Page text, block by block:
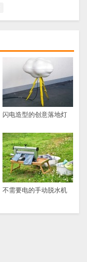
闪电造型的创意落地灯
不需要电的手动脱水机